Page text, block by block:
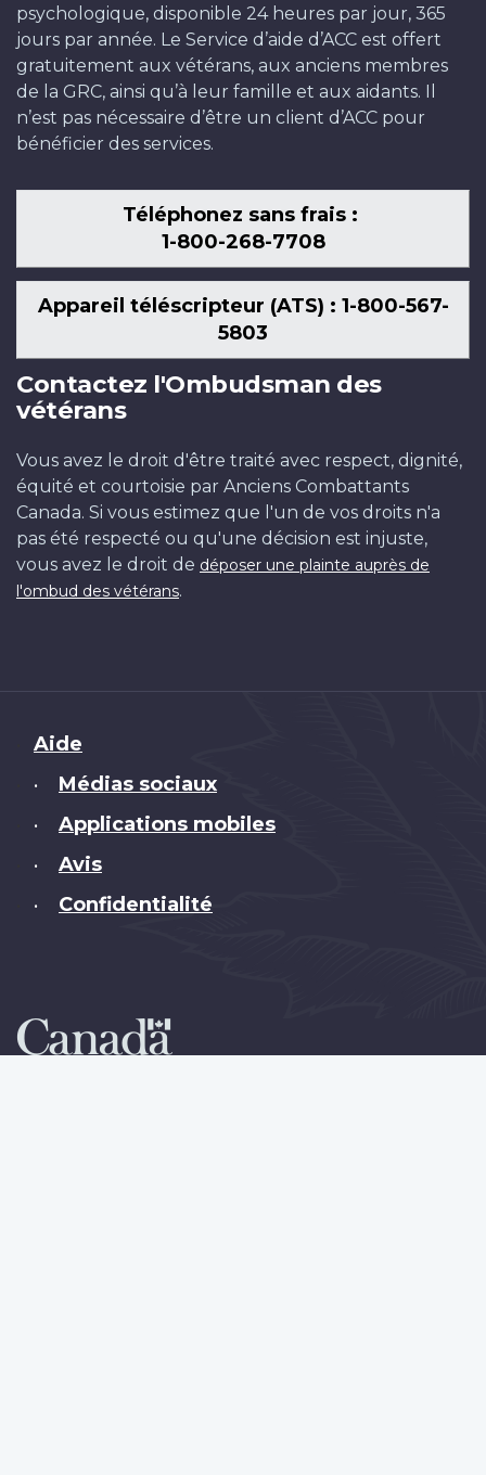
psychologique, disponible 24 heures par jour, 365
jours par année. Le Service d’aide d’ACC est offert
gratuitement aux vétérans, aux anciens membres
de la GRC, ainsi qu’à leur famille et aux aidants. Il
n’est pas nécessaire d’être un client d’ACC pour
bénéficier des services.
Téléphonez sans frais :
1-800-268-7708
Appareil téléscripteur (ATS) : 1-800-567-
5803
Contactez l'Ombudsman des
vétérans
Vous avez le droit d'être traité avec respect, dignité,
équité et courtoisie par Anciens Combattants
Canada. Si vous estimez que l'un de vos droits n'a
pas été respecté ou qu'une décision est injuste,
vous avez le droit de déposer une plainte auprès de
l'ombud des vétérans.
Brand
Aide
• Médias sociaux
• Applications mobiles
• Avis
• Confidentialité